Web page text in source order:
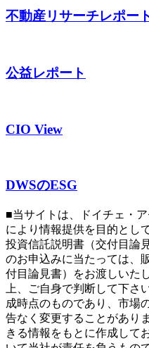
不動産リサーチレポー
公益レポート
CIO View
DWSのESG
■当サイトは、ドイチェ・
により情報提供を目的とし
投資信託説明書（交付目論
のお申込みに当たっては、
付目論見書）をお渡しいた
上、ご自身で判断して下
成時点のものであり、市場
告なく変更することがあり
きる情報をもとに作成して